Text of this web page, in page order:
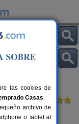
SOBRE
las cookies de
Casas.
archivo de
o tablet al